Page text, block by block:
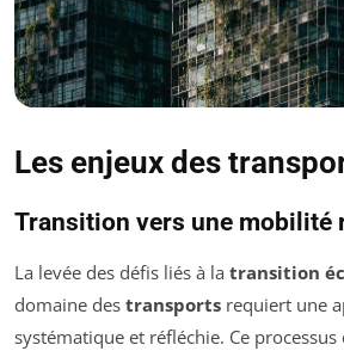
Les enjeux des
Transition vers une mobilité
La levée des défis liés à la transition
domaine des transports requiert une
systématique et réfléchie. Ce